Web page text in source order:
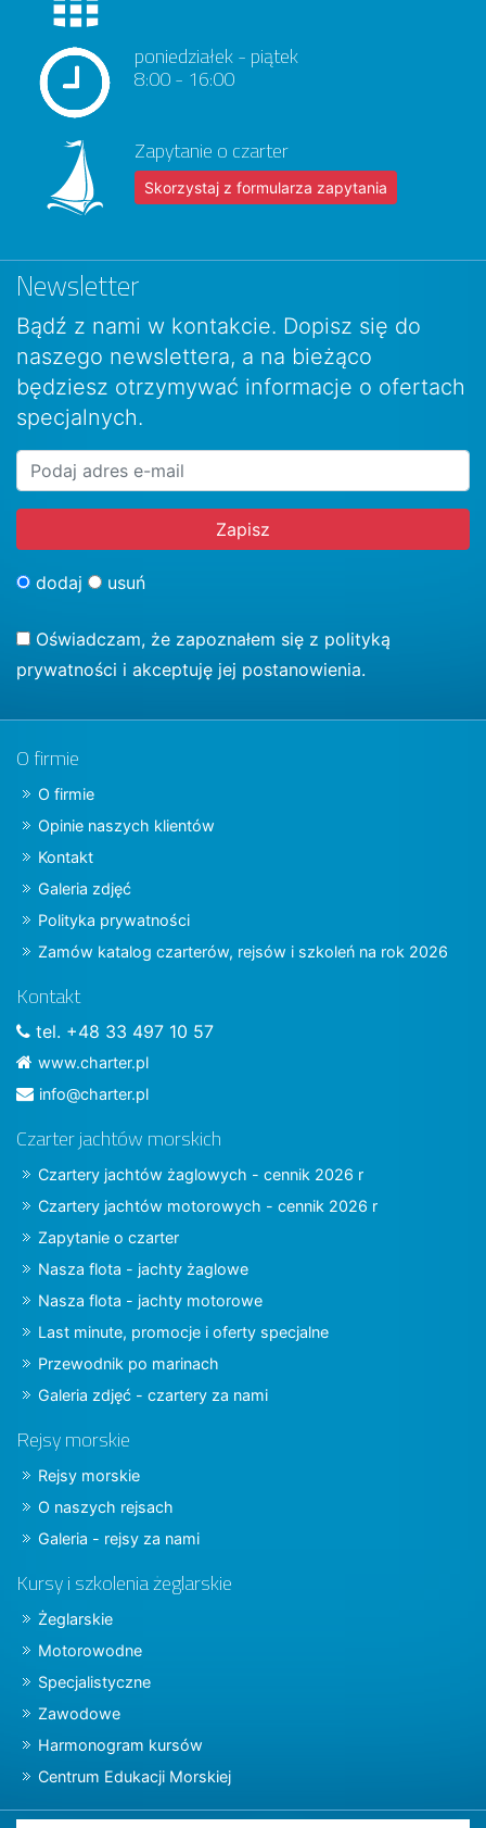
poniedziałek - piątek
8:00 - 16:00
Zapytanie o czarter
Skorzystaj z formularza zapytania
Newsletter
Bądź z nami w kontakcie. Dopisz się do
naszego newslettera, a na bieżąco
będziesz otrzymywać informacje o ofertach
specjalnych.
dodaj usuń
Oświadczam, że zapoznałem się z polityką
prywatności i akceptuję jej postanowienia.
O firmie
O firmie
Opinie naszych klientów
Kontakt
Galeria zdjęć
Polityka prywatności
Zamów katalog czarterów, rejsów i szkoleń na rok 2026
Kontakt
tel. +48 33 497 10 57
www.charter.pl
info@charter.pl
Czarter jachtów morskich
Czartery jachtów żaglowych - cennik 2026 r
Czartery jachtów motorowych - cennik 2026 r
Zapytanie o czarter
Nasza flota - jachty żaglowe
Nasza flota - jachty motorowe
Last minute, promocje i oferty specjalne
Przewodnik po marinach
Galeria zdjęć - czartery za nami
Rejsy morskie
Rejsy morskie
O naszych rejsach
Galeria - rejsy za nami
Kursy i szkolenia żeglarskie
Żeglarskie
Motorowodne
Specjalistyczne
Zawodowe
Harmonogram kursów
Centrum Edukacji Morskiej